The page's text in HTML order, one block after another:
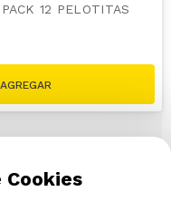
12 PELOTITAS